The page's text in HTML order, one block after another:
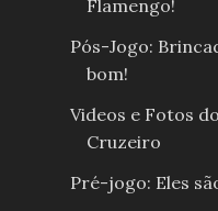
Flamengo!
Pós-Jogo:
bom!
Videos e Fotos
Cruzeiro
Pré-jogo: Eles